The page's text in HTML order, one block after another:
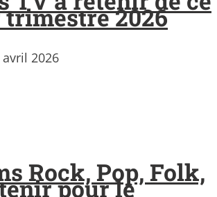
2026
avril 2026
Rock, Pop, Folk,
pour le